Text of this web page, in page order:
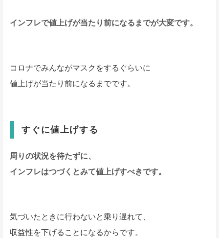
インフレで値上げが当たり前になるまでが大変です。
コロナでみんながマスクをするぐらいに
値上げが当たり前になるまでです。
すぐに値上げする
周りの状況を待たずに、
インフレはつづくとみて値上げすべきです。
気づいたときに行わないと乗り遅れて、
収益性を下げることになるからです。